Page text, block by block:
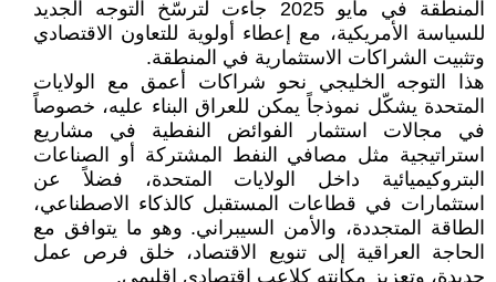
المنطقة في مايو 2025 جاءت لترسّخ التوجه الجديد
للسياسة الأمريكية، مع إعطاء أولوية للتعاون الاقتصادي
وتثبيت الشراكات الاستثمارية في المنطقة.
هذا التوجه الخليجي نحو شراكات أعمق مع الولايات
المتحدة يشكّل نموذجاً يمكن للعراق البناء عليه، خصوصاً
في مجالات استثمار الفوائض النفطية في مشاريع
استراتيجية مثل مصافي النفط المشتركة أو الصناعات
البتروكيميائية داخل الولايات المتحدة، فضلاً عن
استثمارات في قطاعات المستقبل كالذكاء الاصطناعي،
الطاقة المتجددة، والأمن السيبراني. وهو ما يتوافق مع
الحاجة العراقية إلى تنويع الاقتصاد، خلق فرص عمل
جديدة، وتعزيز مكانته كلاعب اقتصادي إقليمي.